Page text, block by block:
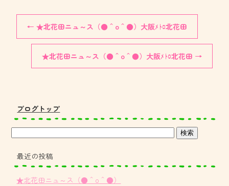
← ★北花田ニュ～ス（●＾o＾●）大阪ﾒﾄﾛ北花田
★北花田ニュ～ス（●＾o＾●）大阪ﾒﾄﾛ北花田 →
ブログトップ
最近の投稿
★北花田ニュ～ス（●＾o＾●）